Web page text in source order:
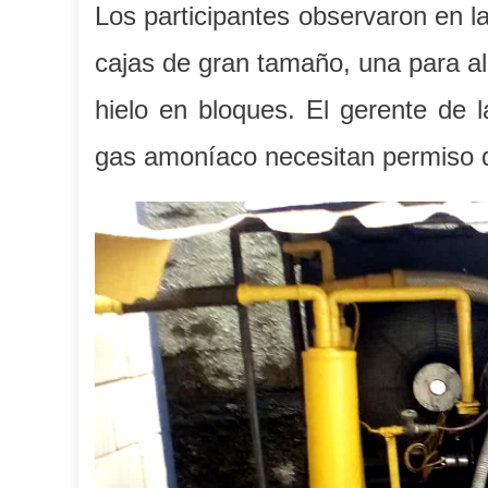
Los participantes observaron en
cajas de gran tamaño, una para
hielo en bloques. El gerente de
gas amoníaco necesitan permiso